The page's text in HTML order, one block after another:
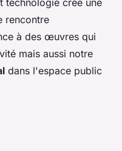
technologie crée une
rencontre
à des œuvres qui
mais aussi notre
dans l'espace public